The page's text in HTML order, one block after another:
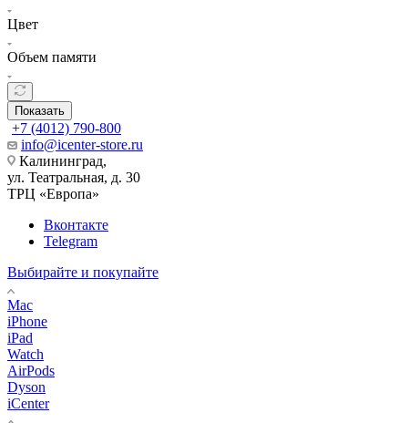
Цвет
Объем памяти
Показать
+7 (4012) 790-800
info@icenter-store.ru
Калининград,
ул. Театральная, д. 30
ТРЦ «Европа»
Вконтакте
Telegram
Выбирайте и покупайте
Mac
iPhone
iPad
Watch
AirPods
Dyson
iCenter